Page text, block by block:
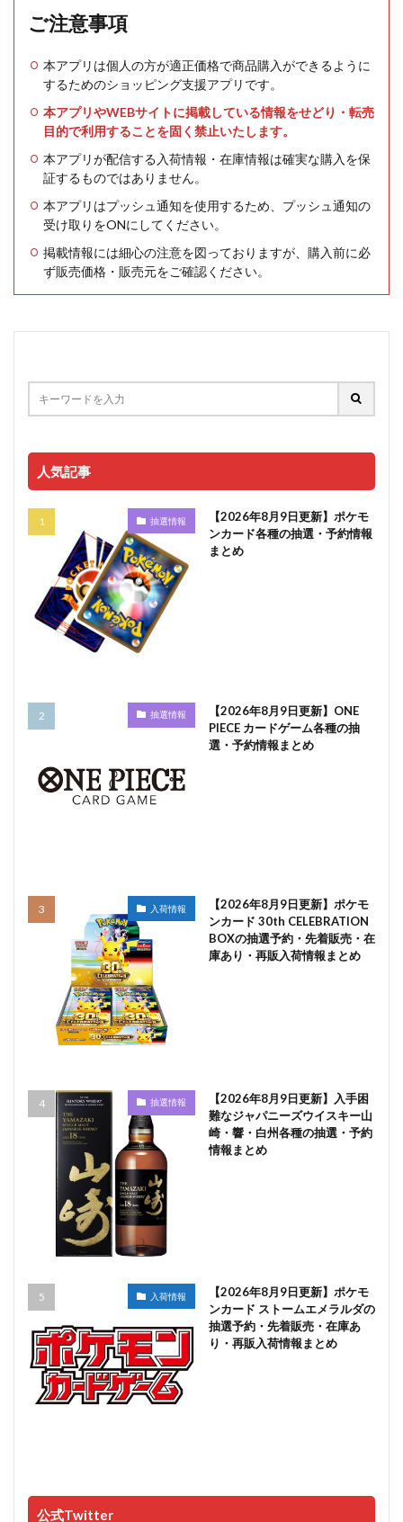
ご注意事項
本アプリは個人の方が適正価格で商品購入ができるように
するためのショッピング支援アプリです。
本アプリやWEBサイトに掲載している情報をせどり・転売
目的で利用することを固く禁止いたします。
本アプリが配信する入荷情報・在庫情報は確実な購入を保
証するものではありません。
本アプリはプッシュ通知を使用するため、プッシュ通知の
受け取りをONにしてください。
掲載情報には細心の注意を図っておりますが、購入前に必
ず販売価格・販売元をご確認ください。
人気記事
抽選情報
【2026年8月9日更新】ポケモ
ンカード各種の抽選・予約情報
まとめ
抽選情報
【2026年8月9日更新】ONE
PIECE カードゲーム各種の抽
選・予約情報まとめ
入荷情報
【2026年8月9日更新】ポケモ
ンカード 30th CELEBRATION
BOXの抽選予約・先着販売・在
庫あり・再販入荷情報まとめ
抽選情報
【2026年8月9日更新】入手困
難なジャパニーズウイスキー山
崎・響・白州各種の抽選・予約
情報まとめ
入荷情報
【2026年8月9日更新】ポケモ
ンカード ストームエメラルダの
抽選予約・先着販売・在庫あ
り・再販入荷情報まとめ
公式Twitter